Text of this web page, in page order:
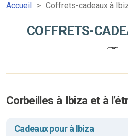
Accueil Coffrets-cadeaux à
COFFRETS-
Corbeilles à Ibiza et à
Cadeaux pour à Ibiza